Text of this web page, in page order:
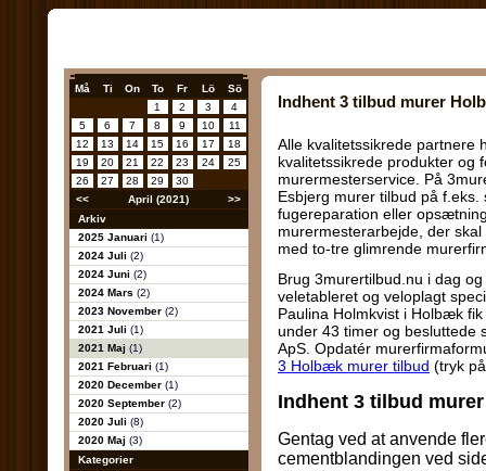
Må Ti On To Fr Lö
Sö
1
2 3
4
5
6 7 8 9 10
11
12
13 14 15 16 17
18
19
20 21 22 23 24
25
26
27 28 29
30
<<
April (2021)
>>
Arkiv
2025 Januari (1)
2024 Juli (2)
2024 Juni (2)
2024 Mars (2)
2023 November (2)
2021 Juli (1)
2021 Maj (1)
2021 Februari (1)
2020 December (1)
2020 September (2)
2020 Juli (8)
2020 Maj (3)
Kategorier
Indhent 3 tilbud murer
Alle kvalitetssikrede partnere
kvalitetssikrede produkter og
murermesterservice. På
Esbjerg murer tilbud på
fugereparation eller
murermesterarbejde, der
med to-tre glimrende
Brug 3murertilbud.nu i dag
veletableret og veloplagt
Paulina Holmkvist i Holbæk
under 43 timer og besluttede
ApS. Opdatér
3 Holbæk murer tilbud (tryk
Indhent 3 tilbud
Gentag ved at anvende
cementblandingen ved